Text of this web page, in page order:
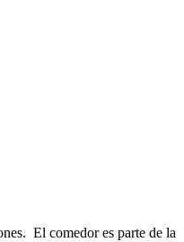
El comedor es parte de la